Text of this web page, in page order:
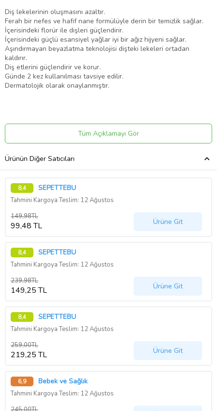
Diş lekelerinin oluşmasını azaltır.
Ferah bir nefes ve hafif nane formülüyle derin bir temizlik sağlar.
İçerisindeki florür ile dişleri güçlendirir.
İçerisindeki güçlü esansiyel yağlar iyi bir ağız hijyeni sağlar.
Aşındırmayan beyazlatma teknolojisi dişteki lekeleri ortadan
kaldırır.
Diş etlerini güçlendirir ve korur.
Günde 2 kez kullanılması tavsiye edilir.
Dermatolojik olarak onaylanmıştır.
Ürün Kodu:kcm72926734
Tüm Açıklamayı Gör
Ürünün Diğer Satıcıları
8,4 SEPETTEBU
Tahmini Kargoya Teslim: 12 Ağustos
149,98TL
99,48 TL Ürüne Git
8,4 SEPETTEBU
Tahmini Kargoya Teslim: 12 Ağustos
239,98TL
149,25 TL Ürüne Git
8,4 SEPETTEBU
Tahmini Kargoya Teslim: 12 Ağustos
259,00TL
219,25 TL Ürüne Git
6,9 Bebek ve Sağlık
Tahmini Kargoya Teslim: 12 Ağustos